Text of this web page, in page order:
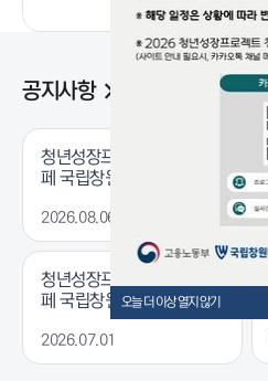
공지사항
청년성장프로젝트 청년카
페 국립창원대학교(8월) 프
2026.08.06
청년성장프로젝트 청년카
페 국립창원대학교(7월) 프
로그램 안내
2026.07.01
오늘 더 이상 열지 않기